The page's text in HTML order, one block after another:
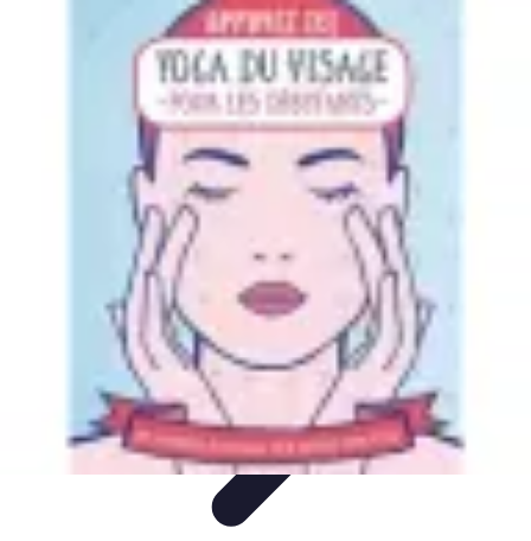
Souplesse et MobilitéConcentration et
DébutantMéditation et YogaTechniques de Yoga
Techniques Yoga